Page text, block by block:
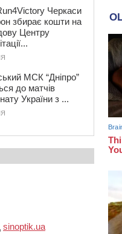
Черкаси
збирає кошти на
Центру
МСК “Дніпро”
до матчів
України з ...
sinoptik.ua